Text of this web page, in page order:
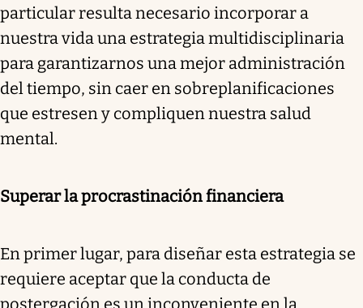
particular resulta necesario incorporar a
nuestra vida una estrategia multidisciplinaria
para garantizarnos una mejor administración
del tiempo, sin caer en sobreplanificaciones
que estresen y compliquen nuestra salud
mental.
Superar la procrastinación financiera
En primer lugar, para diseñar esta estrategia se
requiere aceptar que la conducta de
postergación es un inconveniente en la